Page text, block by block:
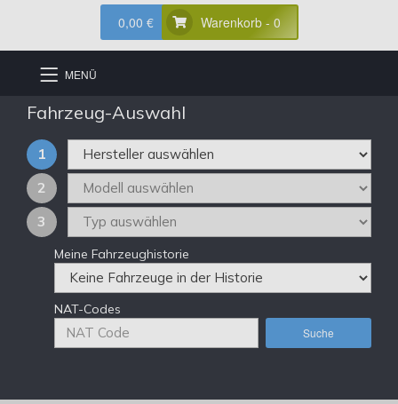
0,00 € Warenkorb - 0
MENÜ
Fahrzeug-Auswahl
1
2
3
Meine Fahrzeughistorie
NAT-Codes
Suche